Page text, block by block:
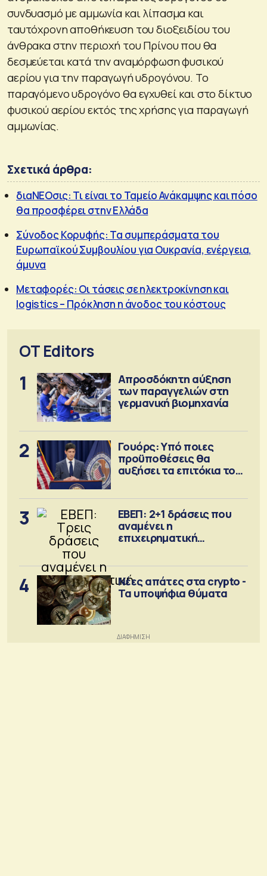
συνδυασμό με αμμωνία και λίπασμα και
ταυτόχρονη αποθήκευση του διοξειδίου του
άνθρακα στην περιοχή του Πρίνου που θα
δεσμεύεται κατά την αναμόρφωση φυσικού
αερίου για την παραγωγή υδρογόνου. Το
παραγόμενο υδρογόνο θα εγχυθεί και στο δίκτυο
φυσικού αερίου εκτός της χρήσης για παραγωγή
αμμωνίας.
Σχετικά άρθρα:
διαΝΕΟσις: Τι είναι το Ταμείο Ανάκαμψης και πόσο
θα προσφέρει στην Ελλάδα
Σύνοδος Κορυφής: Τα συμπεράσματα του
Ευρωπαϊκού Συμβουλίου για Ουκρανία, ενέργεια,
άμυνα
Μεταφορές: Οι τάσεις σε ηλεκτροκίνηση και
logistics – Πρόκληση η άνοδος του κόστους
OT Editors
1
Απροσδόκητη αύξηση
των παραγγελιών στη
γερμανική βιομηχανία
2
Γουόρς: Υπό ποιες
προϋποθέσεις θα
αυξήσει τα επιτόκια τον
3
ΕΒΕΠ: 2+1 δράσεις που
αναμένει η
επιχειρηματική
4
Νέες απάτες στα crypto -
Τα υποψήφια θύματα